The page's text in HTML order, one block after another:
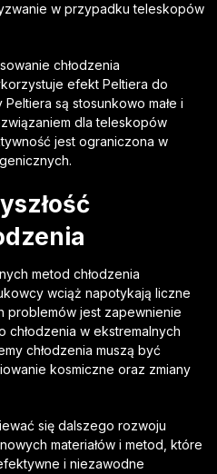
w przypadku teleskopów
chłodzenia
efekt Peltiera do
są stosunkowo małe i
dla teleskopów
jest ograniczona w
metod chłodzenia
wciąż napotykają liczne
problemów jest zapewnienie
chłodzenia w ekstremalnych
chłodzenia muszą być
kosmiczne oraz zmiany
się dalszego rozwoju
materiałów i metod, które
i niezawodne